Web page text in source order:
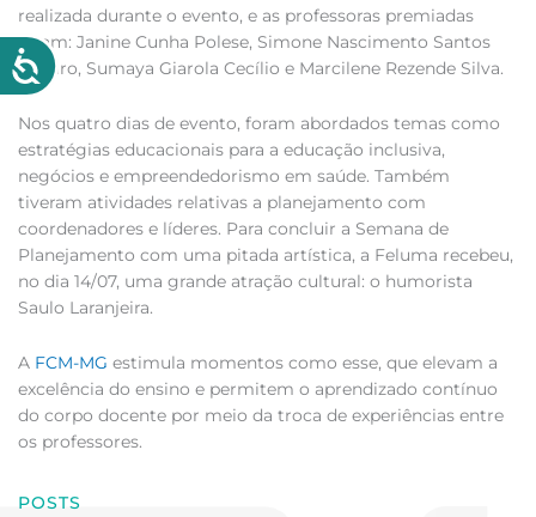
realizada durante o evento, e as professoras premiadas
foram: Janine Cunha Polese, Simone Nascimento Santos
Ribeiro, Sumaya Giarola Cecílio e Marcilene Rezende Silva.
Nos quatro dias de evento, foram abordados temas como
estratégias educacionais para a educação inclusiva,
negócios e empreendedorismo em saúde. Também
tiveram atividades relativas a planejamento com
coordenadores e líderes. Para concluir a Semana de
Planejamento com uma pitada artística, a Feluma recebeu,
no dia 14/07, uma grande atração cultural: o humorista
Saulo Laranjeira.
A FCM-MG estimula momentos como esse, que elevam a
excelência do ensino e permitem o aprendizado contínuo
do corpo docente por meio da troca de experiências entre
os professores.
POSTS